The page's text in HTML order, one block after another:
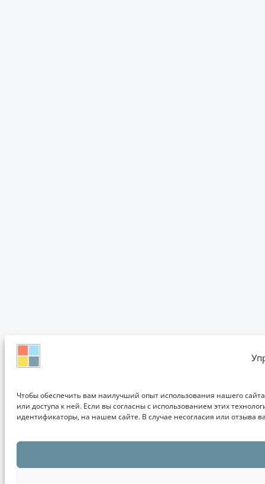
Чтобы обеспечить вам наилучший опыт использования нашего
или доступа к ней. Если вы согласны с использованием этих
идентификаторы, на нашем сайте. В случае несогласия или отзыва